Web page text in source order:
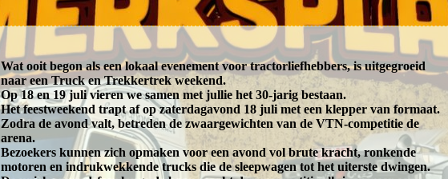
Wat ooit begon als een lokaal evenement voor tractorliefhebbers, is uitgegroeid
naar een Truck en Trekkertrek weekend.
Op 18 en 19 juli vieren we samen met jullie het 30-jarig bestaan.
Het feestweekend trapt af op zaterdagavond 18 juli met een klepper van formaat.
Zodra de avond valt, betreden de zwaargewichten van de VTN-competitie de
arena.
Bezoekers kunnen zich opmaken voor een avond vol brute kracht, ronkende
motoren en indrukwekkende trucks die de sleepwagen tot het uiterste dwingen.